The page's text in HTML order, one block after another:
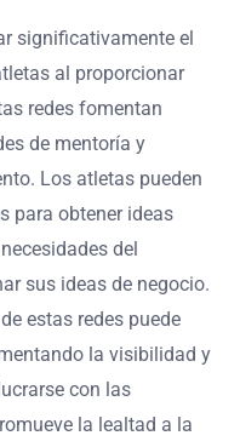
significativamente el
al proporcionar
redes fomentan
de mentoría y
Los atletas pueden
para obtener ideas
del
sus ideas de negocio.
estas redes puede
la visibilidad y
con las
la lealtad a la